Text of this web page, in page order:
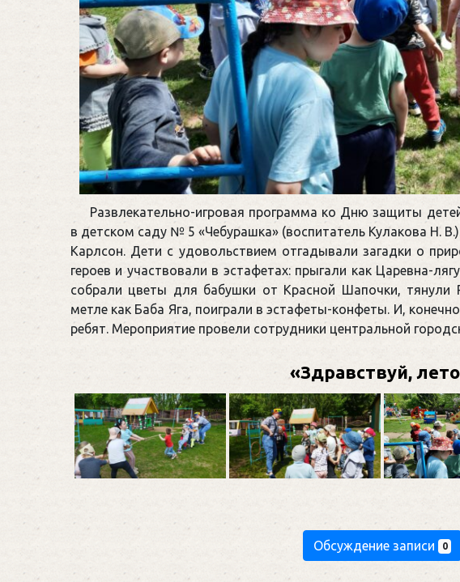
Развлекательно-игровая программа ко Дню защиты
в детском саду № 5 «Чебурашка» (воспитатель Кулакова Н.
Карлсон. Дети с удовольствием отгадывали загадки о
героев и участвовали в эстафетах: прыгали как Царевна-
собрали цветы для бабушки от Красной Шапочки, тянули
метле как Баба Яга, поиграли в эстафеты-конфеты. И,
ребят. Мероприятие провели сотрудники центральной
«Здравствуй,
Обсуждение записи 0